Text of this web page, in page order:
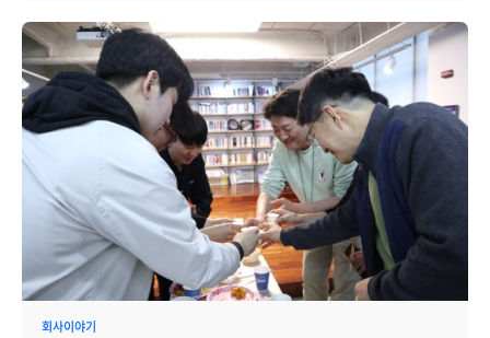
했고, 업무적으로도 도움을 받을 수 있었습니다. 이번 4월
BB데이에서도 어김없이 신규 직원들이 참석해, 타 부서의 브레인저와
교류하며 함께 1주년을 축하하는 시간을 가졌습니다. BB데이하면
빠질 수 없는 술과 음식! 항상 인기 많은 치킨, 처음 시켜보는 마라샹궈와
궁합이 좋은 고량주, 그리고 1주년을 축하하기 위해 성수 맛집
오복떡집에서 공수해 온 떡까지 알차게 준비해 봤어요. 1년 간
BB데이를 운영해 온 담당자가 촛불을 불고, 브레인저들이 박수로
답례해줬습니다. 이후 1주년 맞이 특별 행운권 뽑기 시간을
가졌습니다. 앞에서 아무도 행운을 가져가지 못하고, 마지막으로
인프라웹팀만이 남은 상태! 인프라웹팀은 뽑기 전 당첨자가 팀에 커피를
쏘기로 해, 행운이 벌칙으로 바뀌는 상황이 벌어졌습니다. 당첨자는
도영님과 예지님이었는데요. 이후에 동료들과 회사 앞 스타벅스에
모여있는 걸 목격했습니다. 이번달에도 서로 웃고 즐기며 한 달을
기분좋게 마무리할 수 있었어요. BB데이는 앞으로도 쭈~~~~~~욱
계속됩니다!
회사이야기